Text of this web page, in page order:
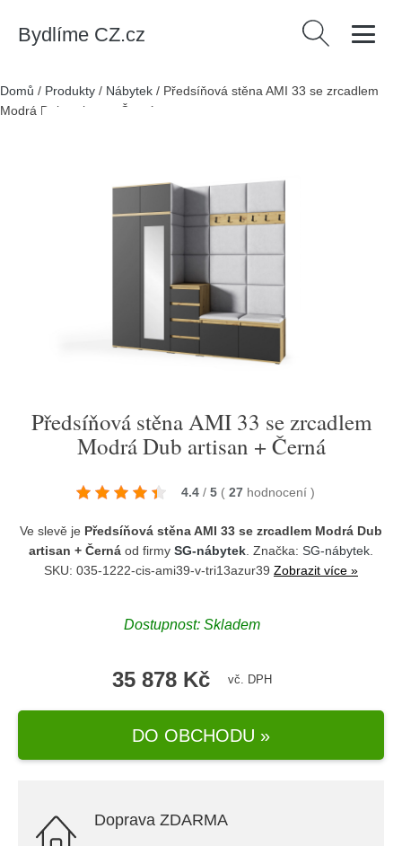
Bydlíme CZ.cz Vyhledávání
Domů / Produkty / Nábytek / Předsíňová stěna AMI 33 se zrcadlem
Modrá Dub artisan + Černá
Předsíňová stěna AMI 33 se zrcadlem
Modrá Dub artisan + Černá
4.4 / 5 ( 27 hodnocení )
Ve slevě je Předsíňová stěna AMI 33 se zrcadlem Modrá Dub
artisan + Černá od firmy SG-nábytek . Značka: SG-nábytek
SKU: 035-1222-cis-ami39-v-tri13azur39 Zobrazit více »
Dostupnost: Skladem
35 878 Kč vč. DPH
DO OBCHODU »
Doprava ZDARMA